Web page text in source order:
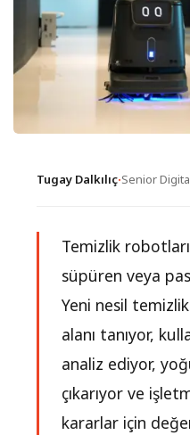
Tugay Dalkılıç·Senior
Temizlik
süpüren veya
Yeni nesil temizlik
alanı tanıyor,
analiz ediyor,
çıkarıyor ve
kararlar için